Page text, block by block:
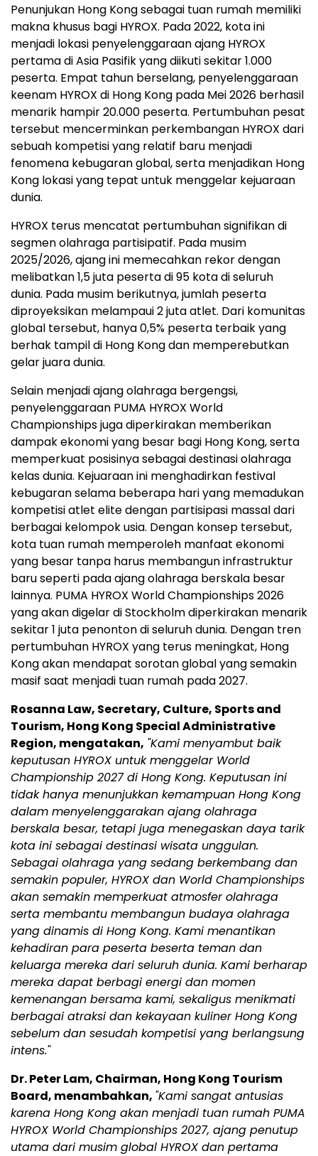
Penunjukan Hong Kong sebagai tuan rumah memiliki
makna khusus bagi HYROX. Pada 2022, kota ini
menjadi lokasi penyelenggaraan ajang HYROX
pertama di Asia Pasifik yang diikuti sekitar 1.000
peserta. Empat tahun berselang, penyelenggaraan
keenam HYROX di Hong Kong pada Mei 2026 berhasil
menarik hampir 20.000 peserta. Pertumbuhan pesat
tersebut mencerminkan perkembangan HYROX dari
sebuah kompetisi yang relatif baru menjadi
fenomena kebugaran global, serta menjadikan Hong
Kong lokasi yang tepat untuk menggelar kejuaraan
dunia.
HYROX terus mencatat pertumbuhan signifikan di
segmen olahraga partisipatif. Pada musim
2025/2026, ajang ini memecahkan rekor dengan
melibatkan 1,5 juta peserta di 95 kota di seluruh
dunia. Pada musim berikutnya, jumlah peserta
diproyeksikan melampaui 2 juta atlet. Dari komunitas
global tersebut, hanya 0,5% peserta terbaik yang
berhak tampil di Hong Kong dan memperebutkan
gelar juara dunia.
Selain menjadi ajang olahraga bergengsi,
penyelenggaraan PUMA HYROX World
Championships juga diperkirakan memberikan
dampak ekonomi yang besar bagi Hong Kong, serta
memperkuat posisinya sebagai destinasi olahraga
kelas dunia. Kejuaraan ini menghadirkan festival
kebugaran selama beberapa hari yang memadukan
kompetisi atlet elite dengan partisipasi massal dari
berbagai kelompok usia. Dengan konsep tersebut,
kota tuan rumah memperoleh manfaat ekonomi
yang besar tanpa harus membangun infrastruktur
baru seperti pada ajang olahraga berskala besar
lainnya. PUMA HYROX World Championships 2026
yang akan digelar di Stockholm diperkirakan menarik
sekitar 1 juta penonton di seluruh dunia. Dengan tren
pertumbuhan HYROX yang terus meningkat, Hong
Kong akan mendapat sorotan global yang semakin
masif saat menjadi tuan rumah pada 2027.
Rosanna Law, Secretary, Culture, Sports and
Tourism, Hong Kong Special Administrative
Region, mengatakan, "Kami menyambut baik
keputusan HYROX untuk menggelar World
Championship 2027 di Hong Kong. Keputusan ini
tidak hanya menunjukkan kemampuan Hong Kong
dalam menyelenggarakan ajang olahraga
berskala besar, tetapi juga menegaskan daya tarik
kota ini sebagai destinasi wisata unggulan.
Sebagai olahraga yang sedang berkembang dan
semakin populer, HYROX dan World Championships
akan semakin memperkuat atmosfer olahraga
serta membantu membangun budaya olahraga
yang dinamis di Hong Kong. Kami menantikan
kehadiran para peserta beserta teman dan
keluarga mereka dari seluruh dunia. Kami berharap
mereka dapat berbagi energi dan momen
kemenangan bersama kami, sekaligus menikmati
berbagai atraksi dan kekayaan kuliner Hong Kong
sebelum dan sesudah kompetisi yang berlangsung
intens."
Dr. Peter Lam, Chairman, Hong Kong Tourism
Board, menambahkan, "Kami sangat antusias
karena Hong Kong akan menjadi tuan rumah PUMA
HYROX World Championships 2027, ajang penutup
utama dari musim global HYROX dan pertama